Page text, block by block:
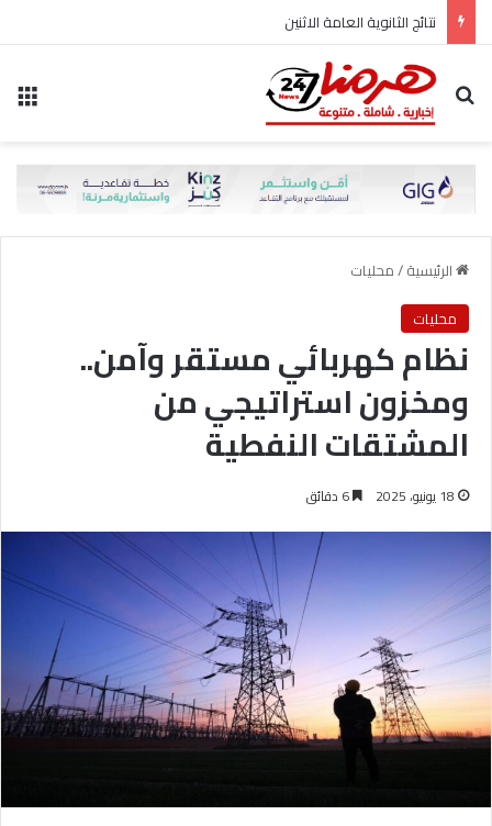
نتائج الثانوية العامة الاثنين
بحث عن
الرئيسية/محليات
محليات
نظام كهربائي مستقر وآمن..
ومخزون استراتيجي من
المشتقات النفطية
18 يونيو، 2025